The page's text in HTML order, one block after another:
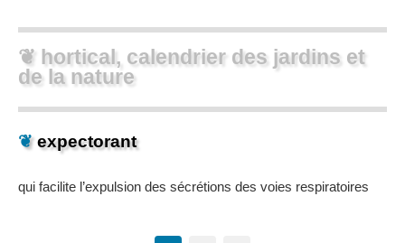
❦ hortical, calendrier des jardins et
de la nature
❦expectorant
qui facilite l’expulsion des sécrétions des voies respiratoires